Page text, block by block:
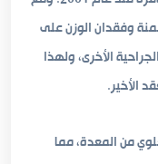
وفقدان الوزن على
الأخرى، ولهذا
الأخير.
من المعدة، مما